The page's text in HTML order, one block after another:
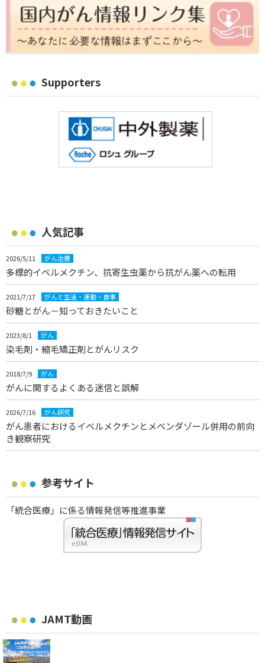
Supporters
人気記事
2026/5/11 がん治療
多標的イベルメクチン、抗寄生虫薬から抗がん薬への転用
2021/7/17 がんと生活・運動・食事
砂糖とがん－知っておきたいこと
2023/8/1 がん
染毛剤・縮毛矯正剤とがんリスク
2018/7/9 がん
がんに関するよくある迷信と誤解
2026/7/16 がん研究
がん患者におけるイベルメクチンとメベンダゾール併用の前向
き観察研究
参考サイト
「統合医療」に係る情報発信等推進事業
JAMT動画